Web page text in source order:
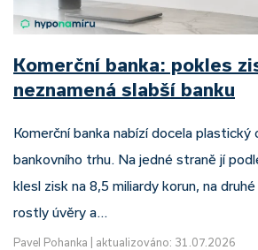
Komerční banka: pokles
neznamená slabší banku
Komerční banka nabízí docela plastický
bankovního trhu. Na jedné straně jí
klesl zisk na 8,5 miliardy korun, na
rostly úvěry a…
Pavel Pohanka aktualizováno: 31.07.2026